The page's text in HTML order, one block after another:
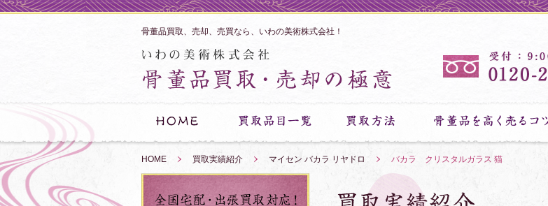
骨董品買取、売却、売買なら、いわの美術株式会社！
HOME 買取実績紹介 マイセン バカラ リヤドロ バカラ クリスタルガラス 猫